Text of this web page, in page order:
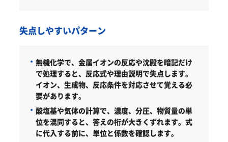
失点しやすいパターン
無機化学で、金属イオンの反応や沈殿を暗記だけ
で処理すると、反応式や理由説明で失点します。
イオン、生成物、反応条件を対応させて覚える必
要があります。
酸塩基や気体の計算で、濃度、分圧、物質量の単
位を混同すると、答えの桁が大きくずれます。式
に代入する前に、単位と係数を確認します。